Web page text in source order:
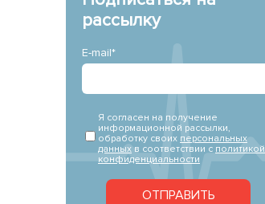
рассылку
E-mail*
Я согласен на получение
информационной рассылки,
обработку своих персональных
данных в соответствии с политикой
конфиденциальности
ОТПРАВИТЬ